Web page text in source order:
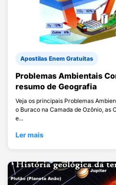
Apostilas Enem Gratuitas
Problemas Ambientais
resumo de Geografia
Veja os principais Problemas
o Buraco na Camada de Ozônio, as
e...
Ler mais